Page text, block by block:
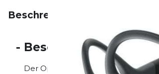
Beschreibung
- Beschreibung
Der OpenRun Mini ist eine